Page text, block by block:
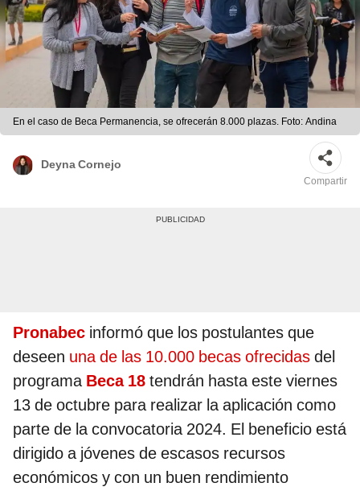
En el caso de Beca Permanencia, se ofrecerán 8.000 plazas. Foto: Andina
Deyna Cornejo
Compartir
Pronabec informó que los postulantes que
deseen una de las 10.000 becas ofrecidas del
programa Beca 18 tendrán hasta este viernes
13 de octubre para realizar la aplicación como
parte de la convocatoria 2024. El beneficio está
dirigido a jóvenes de escasos recursos
económicos y con un buen rendimiento